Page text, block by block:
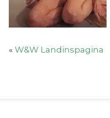
« W&W Landinspagina